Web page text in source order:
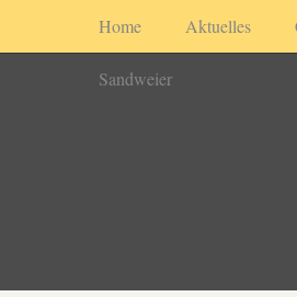
Home Aktuelles
Sandweier